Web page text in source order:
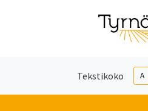
Tekstikoko A